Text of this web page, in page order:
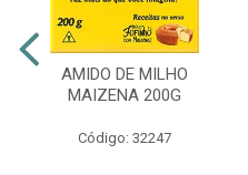
AMIDO DE MILHO
MAIZENA 200G
Código: 32247